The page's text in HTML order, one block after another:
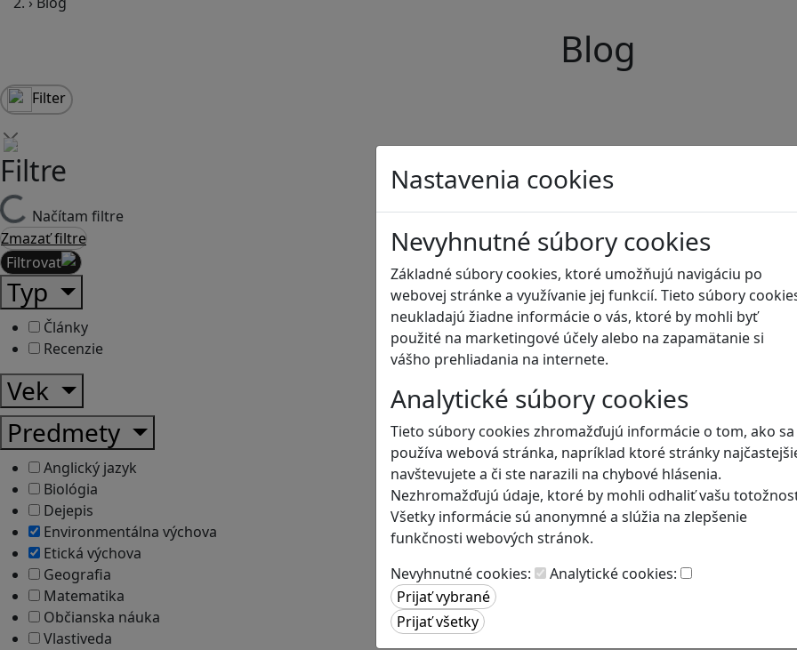
Nastavenia cookies
Nevyhnutné súbory cookies
Základné súbory cookies, ktoré umožňujú navigáciu po
webovej stránke a využívanie jej funkcií. Tieto súbory
neukladajú žiadne informácie o vás, ktoré by mohli byť
použité na marketingové účely alebo na zapamätanie si
vášho prehliadania na internete.
Analytické súbory cookies
Tieto súbory cookies zhromažďujú informácie o tom, ako sa
používa webová stránka, napríklad ktoré stránky
navštevujete a či ste narazili na chybové hlásenia.
Nezhromažďujú údaje, ktoré by mohli odhaliť vašu
Všetky informácie sú anonymné a slúžia na zlepšenie
funkčnosti webových stránok.
Nevyhnutné cookies:
Analytické cookies:
Blog
Filter
Filtre
Načítam filtre
Zmazať filtre
Filtrovať
Typ
Články
Recenzie
Vek
Predmety
Anglický jazyk
Biológia
Dejepis
Environmentálna výchova
Etická výchova
Geografia
Matematika
Občianska náuka
Vlastiveda